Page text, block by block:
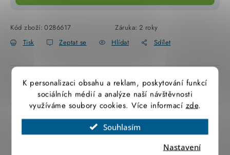
K personalizaci obsahu a reklam, poskytování funkcí
sociálních médií a analýze naší návštěvnosti
využíváme soubory cookies. Více informacízde.
Souhlasím
Nastavení
NÁŘADÍ
VÝPRODEJ
Položky bez zařazené kategorie dle výrobců
VÁNOCE
Kód zboží: 0286617 Záruka: 2 roky
Tisk
Zeptat se Hlídat Sdílet
Popis produktu
Parametry produktu